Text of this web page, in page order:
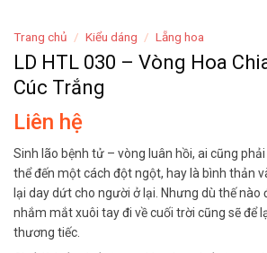
Trang chủ / Kiểu dáng / Lẵng hoa
LD HTL 030 – Vòng Hoa
Cúc Trắng
Liên hệ
Sinh lão bệnh tử – vòng luân hồi, ai cũng
thể đến một cách đột ngột, hay là bình thản
lại day dứt cho người ở lại. Nhưng dù thế nào
nhắm mắt xuôi tay đi về cuối trời cũng sẽ để
thương tiếc.